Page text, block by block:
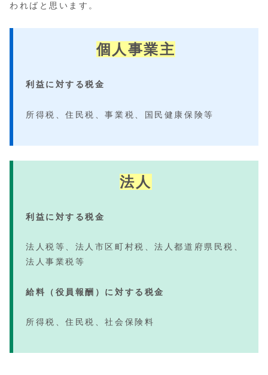
わればと思います。
個人事業主
利益に対する税金
所得税、住民税、事業税、国民健康保険等
法人
利益に対する税金
法人税等、法人市区町村税、法人都道府県民税、
法人事業税等
給料（役員報酬）に対する税金
所得税、住民税、社会保険料